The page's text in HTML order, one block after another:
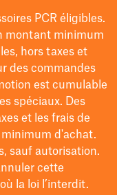
PCR éligibles.
montant minimum
, hors taxes et
des commandes
est cumulable
spéciaux. Des
et les frais de
d'achat.
sauf autorisation.
cette
la loi l’interdit.